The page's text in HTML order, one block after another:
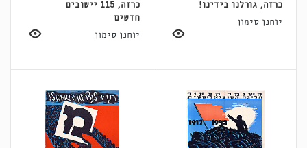
כרזה, גורלנו בידינו!
יוחנן סימון
כרזה, 115 יישובים
חדשים
יוחנן סימון